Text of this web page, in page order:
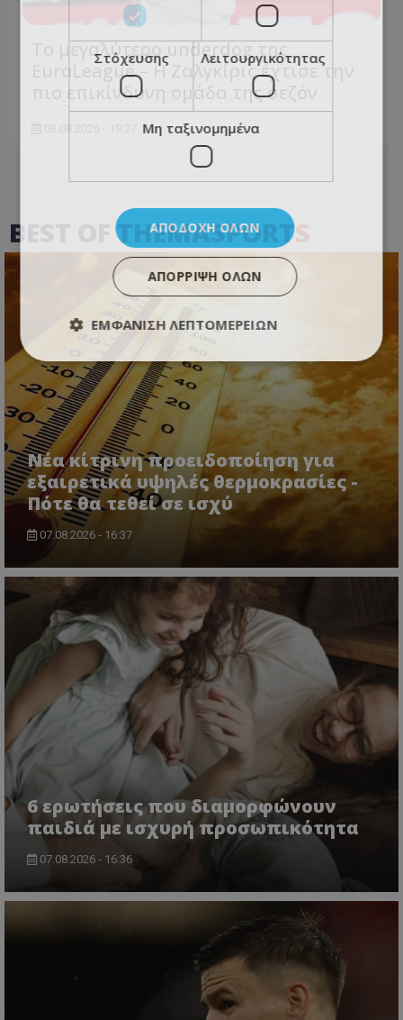
Το μεγαλύτερο underdog της
EuroLeague – Η Ζαλγκίρις έχτισε την
πιο επικίνδυνη ομάδα της σεζόν
BEST OFTHEMASPORTS
Νέα κίτρινη προειδοποίηση για
εξαιρετικά υψηλές θερμοκρασίες -
Πότε θα τεθεί σε ισχύ
07.08.2026 - 16:37
6 ερωτήσεις που διαμορφώνουν
παιδιά με ισχυρή προσωπικότητα
07.08.2026 - 16:36
Στόχευσης Λειτουργικότητας
Μη ταξινομημένα
ΑΠΟΔΟΧΉ ΌΛΩΝ
ΑΠΌΡΡΙΨΗ ΌΛΩΝ
ΕΜΦΆΝΙΣΗ ΛΕΠΤΟΜΕΡΕΙΏΝ